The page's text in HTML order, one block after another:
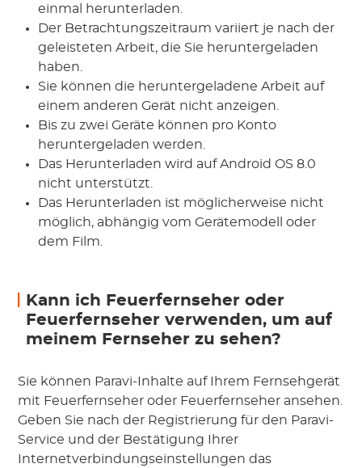
einmal herunterladen.
Der Betrachtungszeitraum variiert je nach der
geleisteten Arbeit, die Sie heruntergeladen
haben.
Sie können die heruntergeladene Arbeit auf
einem anderen Gerät nicht anzeigen.
Bis zu zwei Geräte können pro Konto
heruntergeladen werden.
Das Herunterladen wird auf Android OS 8.0
nicht unterstützt.
Das Herunterladen ist möglicherweise nicht
möglich, abhängig vom Gerätemodell oder
dem Film.
Kann ich Feuerfernseher oder
Feuerfernseher verwenden, um auf
meinem Fernseher zu sehen?
Sie können Paravi-Inhalte auf Ihrem Fernsehgerät
mit Feuerfernseher oder Feuerfernseher ansehen.
Geben Sie nach der Registrierung für den Paravi-
Service und der Bestätigung Ihrer
Internetverbindungseinstellungen das